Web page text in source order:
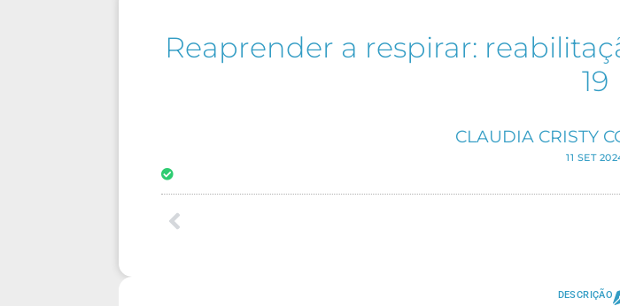
Reaprender a respirar:
19
CLAUDIA CRISTY
11 SET
DESCRIÇÃO